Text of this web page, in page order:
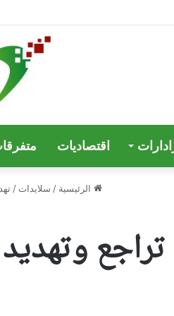
اقتصاديات
الرئيسية / سلايدات /